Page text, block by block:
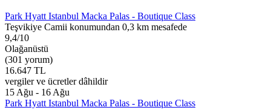
Park Hyatt Istanbul Macka Palas - Boutique Class
Teşvikiye Camii konumundan 0,3 km mesafede
9,4/10
Olağanüstü
(301 yorum)
16.647 TL
vergiler ve ücretler dâhildir
15 Ağu - 16 Ağu
Park Hyatt Istanbul Macka Palas - Boutique Class